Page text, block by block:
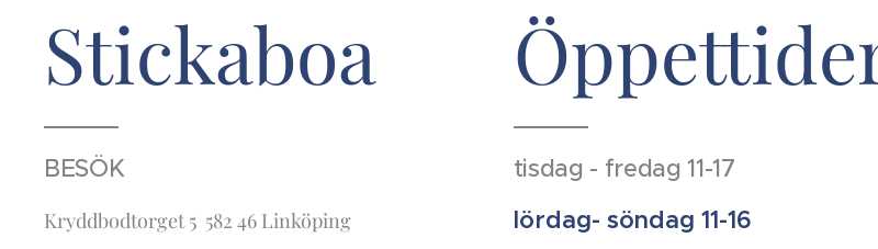
Stickaboa
BESÖK
Kryddbodtorget 5 582 46 Linköping
tisdag - fredag 11-17
lördag- söndag 11-16